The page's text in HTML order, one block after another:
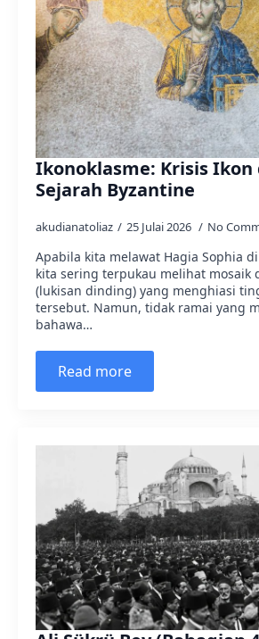
Ikonoklasme: Krisis Ikon
Sejarah Byzantine
akudianatoliaz 25 Julai 2026 No
Apabila kita melawat Hagia Sophia
kita sering terpukau melihat mosaik
(lukisan dinding) yang menghiasi
tersebut. Namun, tidak ramai yang
bahawa…
Read more